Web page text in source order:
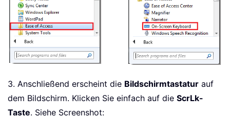
3. Anschließend erscheint die Bildschirmtastatur auf
dem Bildschirm. Klicken Sie einfach auf die ScrLk-
Taste. Siehe Screenshot: